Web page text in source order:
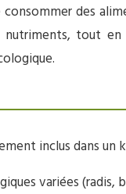
consommer des
tout en
inclus dans un
variées (radis,